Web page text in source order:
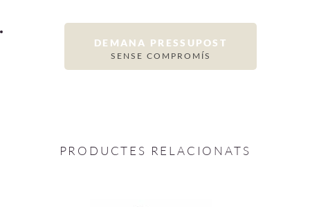
DEMANA PRESSUPOST
SENSE COMPROMÍS
PRODUCTES RELACIONATS